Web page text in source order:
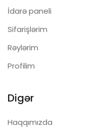
İdarə paneli
Sifarişlərim
Rəylərim
Profilim
Digər
Haqqımızda